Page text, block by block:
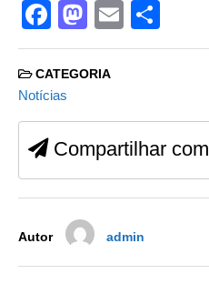
F
a
c
e
b
o
o
M
a
st
d
o
n
E
m h
CATEGORIA
Notícias
Compartilhar com
Autor admin